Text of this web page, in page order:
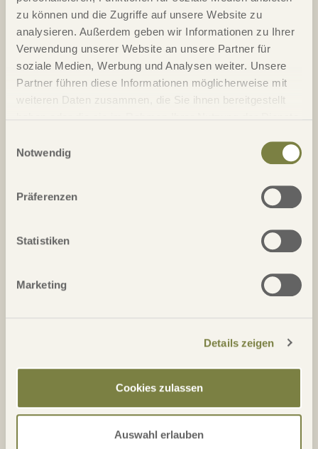
zu können und die Zugriffe auf unsere Website zu
analysieren. Außerdem geben wir Informationen zu Ihrer
Verwendung unserer Website an unsere Partner für
soziale Medien, Werbung und Analysen weiter. Unsere
Partner führen diese Informationen möglicherweise mit
weiteren Daten zusammen, die Sie ihnen bereitgestellt
Notwendig
Präferenzen
Statistiken
Marketing
Details zeigen
Cookies zulassen
Auswahl erlauben
19.01.26 - 28.01.2027 - Diese einmalige Reise führt Sie zu
den Highlights in Argentinien. Wir starten in Buenos Aires,
fahren weiter nach Bariloche und Patagonien.
Details
30.01.26 - 06.02.2027 - Sieben sonnige Tage auf Gran